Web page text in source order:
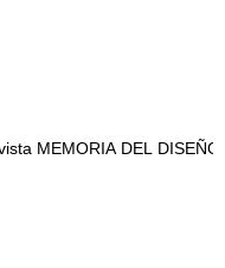
MEMORIA DEL DISEÑO